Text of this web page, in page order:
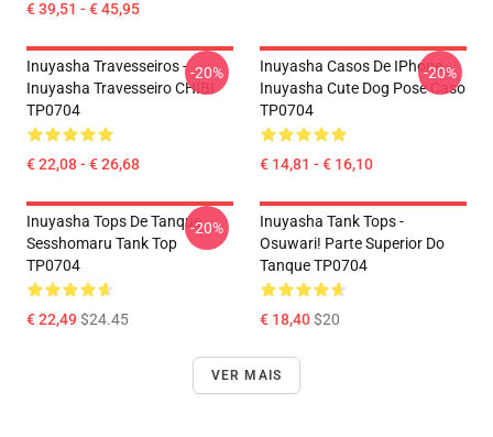
€ 39,51 - € 45,95
Inuyasha Travesseiros -
Inuyasha Travesseiro CHIBI
TP0704
€ 22,08 - € 26,68
-20%
Inuyasha Casos De IPhone -
Inuyasha Cute Dog Pose Caso
TP0704
€ 14,81 - € 16,10
-20%
Inuyasha Tops De Tanque -
Sesshomaru Tank Top
TP0704
€ 22,49$24.45
-20%
Inuyasha Tank Tops -
Osuwari! Parte Superior Do
Tanque TP0704
€ 18,40$20
VER MAIS